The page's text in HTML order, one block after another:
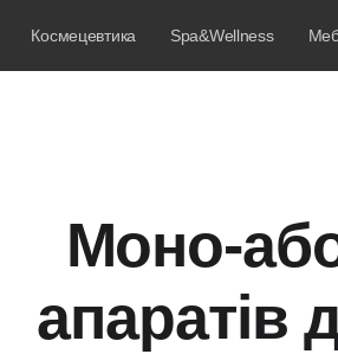
Космецевтика Spa&Wellness
Моно-
апаратів